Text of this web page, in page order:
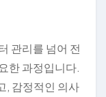
관리를 넘어 전
한 과정입니다.
, 감정적인 의사